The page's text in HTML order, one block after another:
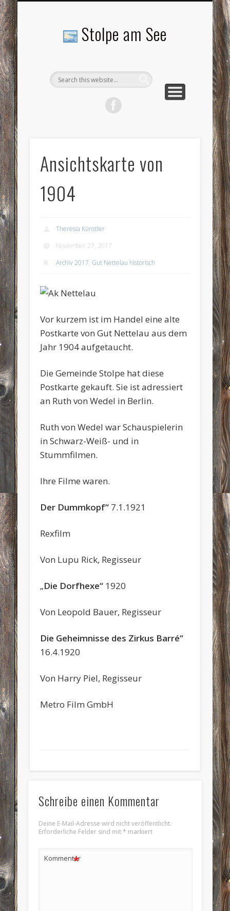
Stolpe am See
Ansichtskarte von
1904
Theresia Künstler
November 27, 2017
Archiv 2017, Gut Nettelau historisch
Vor kurzem ist im Handel eine alte
Postkarte von Gut Nettelau aus dem
Jahr 1904 aufgetaucht.
Die Gemeinde Stolpe hat diese
Postkarte gekauft. Sie ist adressiert
an Ruth von Wedel in Berlin.
Ruth von Wedel war Schauspielerin
in Schwarz-Weiß- und in
Stummfilmen.
Ihre Filme waren.
Der Dummkopf“ 7.1.1921
Rexfilm
Von Lupu Rick, Regisseur
„Die Dorfhexe“ 1920
Von Leopold Bauer, Regisseur
Die Geheimnisse des Zirkus Barré“
16.4.1920
Von Harry Piel, Regisseur
Metro Film GmbH
Schreibe einen Kommentar
Deine E-Mail-Adresse wird nicht veröffentlicht.
Erforderliche Felder sind mit* markiert
Kommentar
*